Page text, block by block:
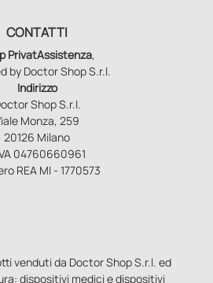
CONTATTI
PrivatAssistenza,
by Doctor Shop S.r.l.
Indirizzo
Shop S.r.l.
Monza, 259
20126 Milano
04760660961
REA MI - 1770573
venduti da Doctor Shop S.r.l. ed
dispositivi medici e dispositivi